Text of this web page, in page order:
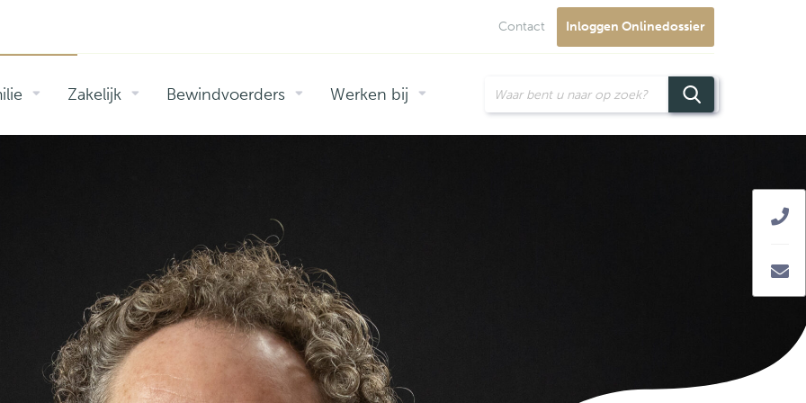
Contact Inloggen Onlinedossier
Zakelijk Bewindvoerders Werken bij